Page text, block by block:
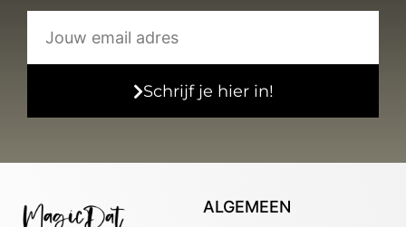
Schrijf je hier in!
ALGEMEEN